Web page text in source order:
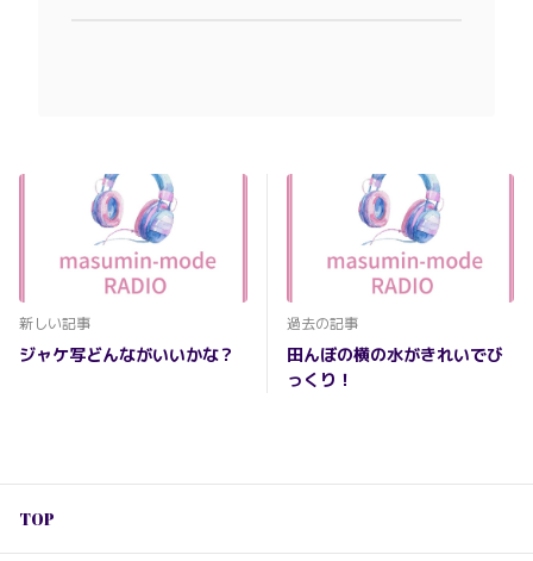
新しい記事
ジャケ写どんながいいかな？
過去の記事
田んぼの横の水がきれいでび
っくり！
TOP